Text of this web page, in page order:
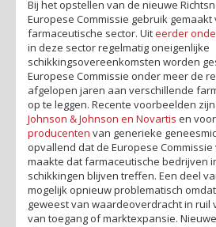
Bij het opstellen van de nieuwe
Europese Commissie gebruik
farmaceutische sector. Uiteerder
in deze sector regelmatig oneigenlijke
schikkingsovereenkomsten worden
Europese Commissie onder meer de
afgelopen jaren aan verschillende
op te leggen. Recente voorbeelden
Johnson & Johnson en Novartis en voor
producenten van generieke
opvallend dat de Europese
maakte dat farmaceutische bedrijven
schikkingen blijven treffen. Een deel
mogelijk opnieuw problematisch
geweest van waardeoverdracht in ruil
van toegang of marktexpansie.